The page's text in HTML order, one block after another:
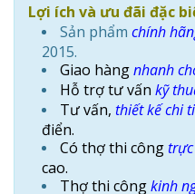
Lợi ích và ưu đãi đặc
Sản phẩm chính
2015.
Giao hàngnhanh
Hỗ trợ tư vấn kỹ
Tư vấn, thiết kế chi
điển.
Có thợ thi công
cao.
Thợ thi côngkinh